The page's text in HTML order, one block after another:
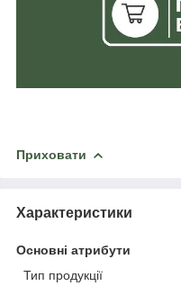
Приховати
Характеристики
Основні атрибути
Тип продукції